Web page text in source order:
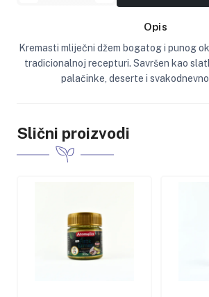
Opis
Kremasti mliječni džem bogatog i punog
tradicionalnoj recepturi. Savršen kao
palačinke, deserte i
Slični proizvodi